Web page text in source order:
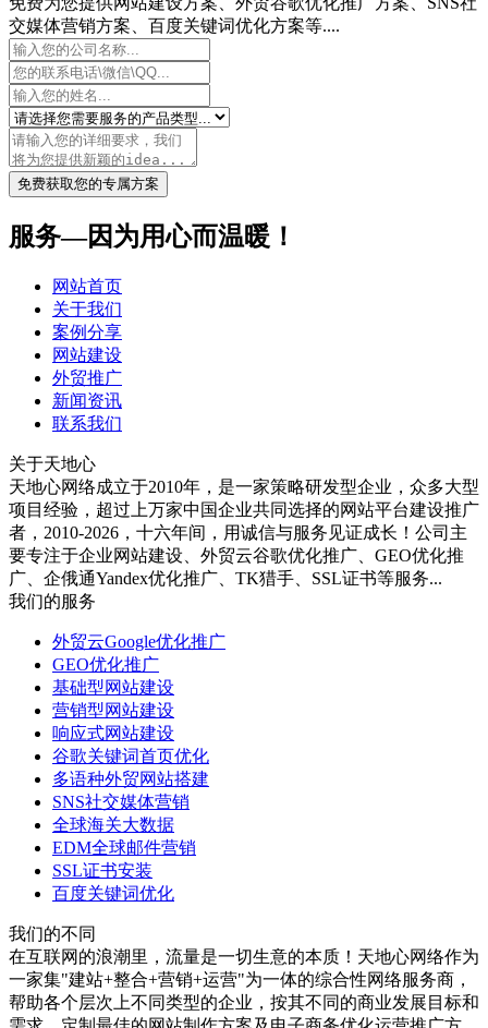
交媒体营销方案、百度关键词优化方案等....
免费获取您的专属方案
服务—因为用心而温暖！
网站首页
关于我们
案例分享
网站建设
外贸推广
新闻资讯
联系我们
关于天地心
天地心网络成立于2010年，是一家策略研发型企业，众多大型
项目经验，超过上万家中国企业共同选择的网站平台建设推广
者，2010-2026，十六年间，用诚信与服务见证成长！公司主
要专注于企业网站建设、外贸云谷歌优化推广、GEO优化推
广、企俄通Yandex优化推广、TK猎手、SSL证书等服务...
我们的服务
外贸云Google优化推广
GEO优化推广
基础型网站建设
营销型网站建设
响应式网站建设
谷歌关键词首页优化
多语种外贸网站搭建
SNS社交媒体营销
全球海关大数据
EDM全球邮件营销
SSL证书安装
百度关键词优化
我们的不同
在互联网的浪潮里，流量是一切生意的本质！天地心网络作为
一家集"建站+整合+营销+运营"为一体的综合性网络服务商，
帮助各个层次上不同类型的企业，按其不同的商业发展目标和